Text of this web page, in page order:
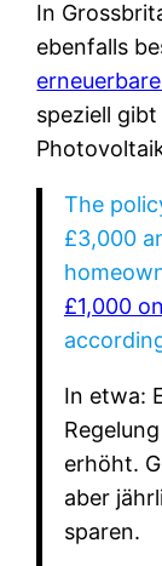
In
ebenfalls
speziell
The
£3,000
£1,000
In etwa:
erhöht.
aber
sparen.